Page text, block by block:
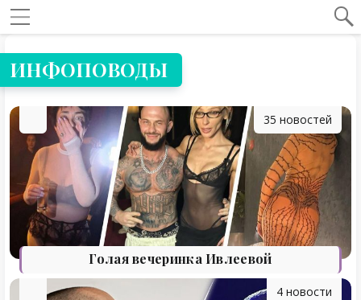
Навигация по сайту
ИНФОПОВОДЫ
Голая вечеринка Ивлеевой
35 новостей
4 новости